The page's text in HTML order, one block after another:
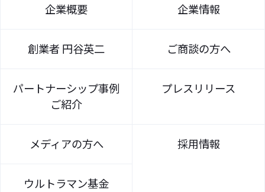
企業概要 企業情報
創業者 円谷英二 ご商談の方へ
パートナーシップ事例
ご紹介
プレスリリース
メディアの方へ 採用情報
ウルトラマン基金